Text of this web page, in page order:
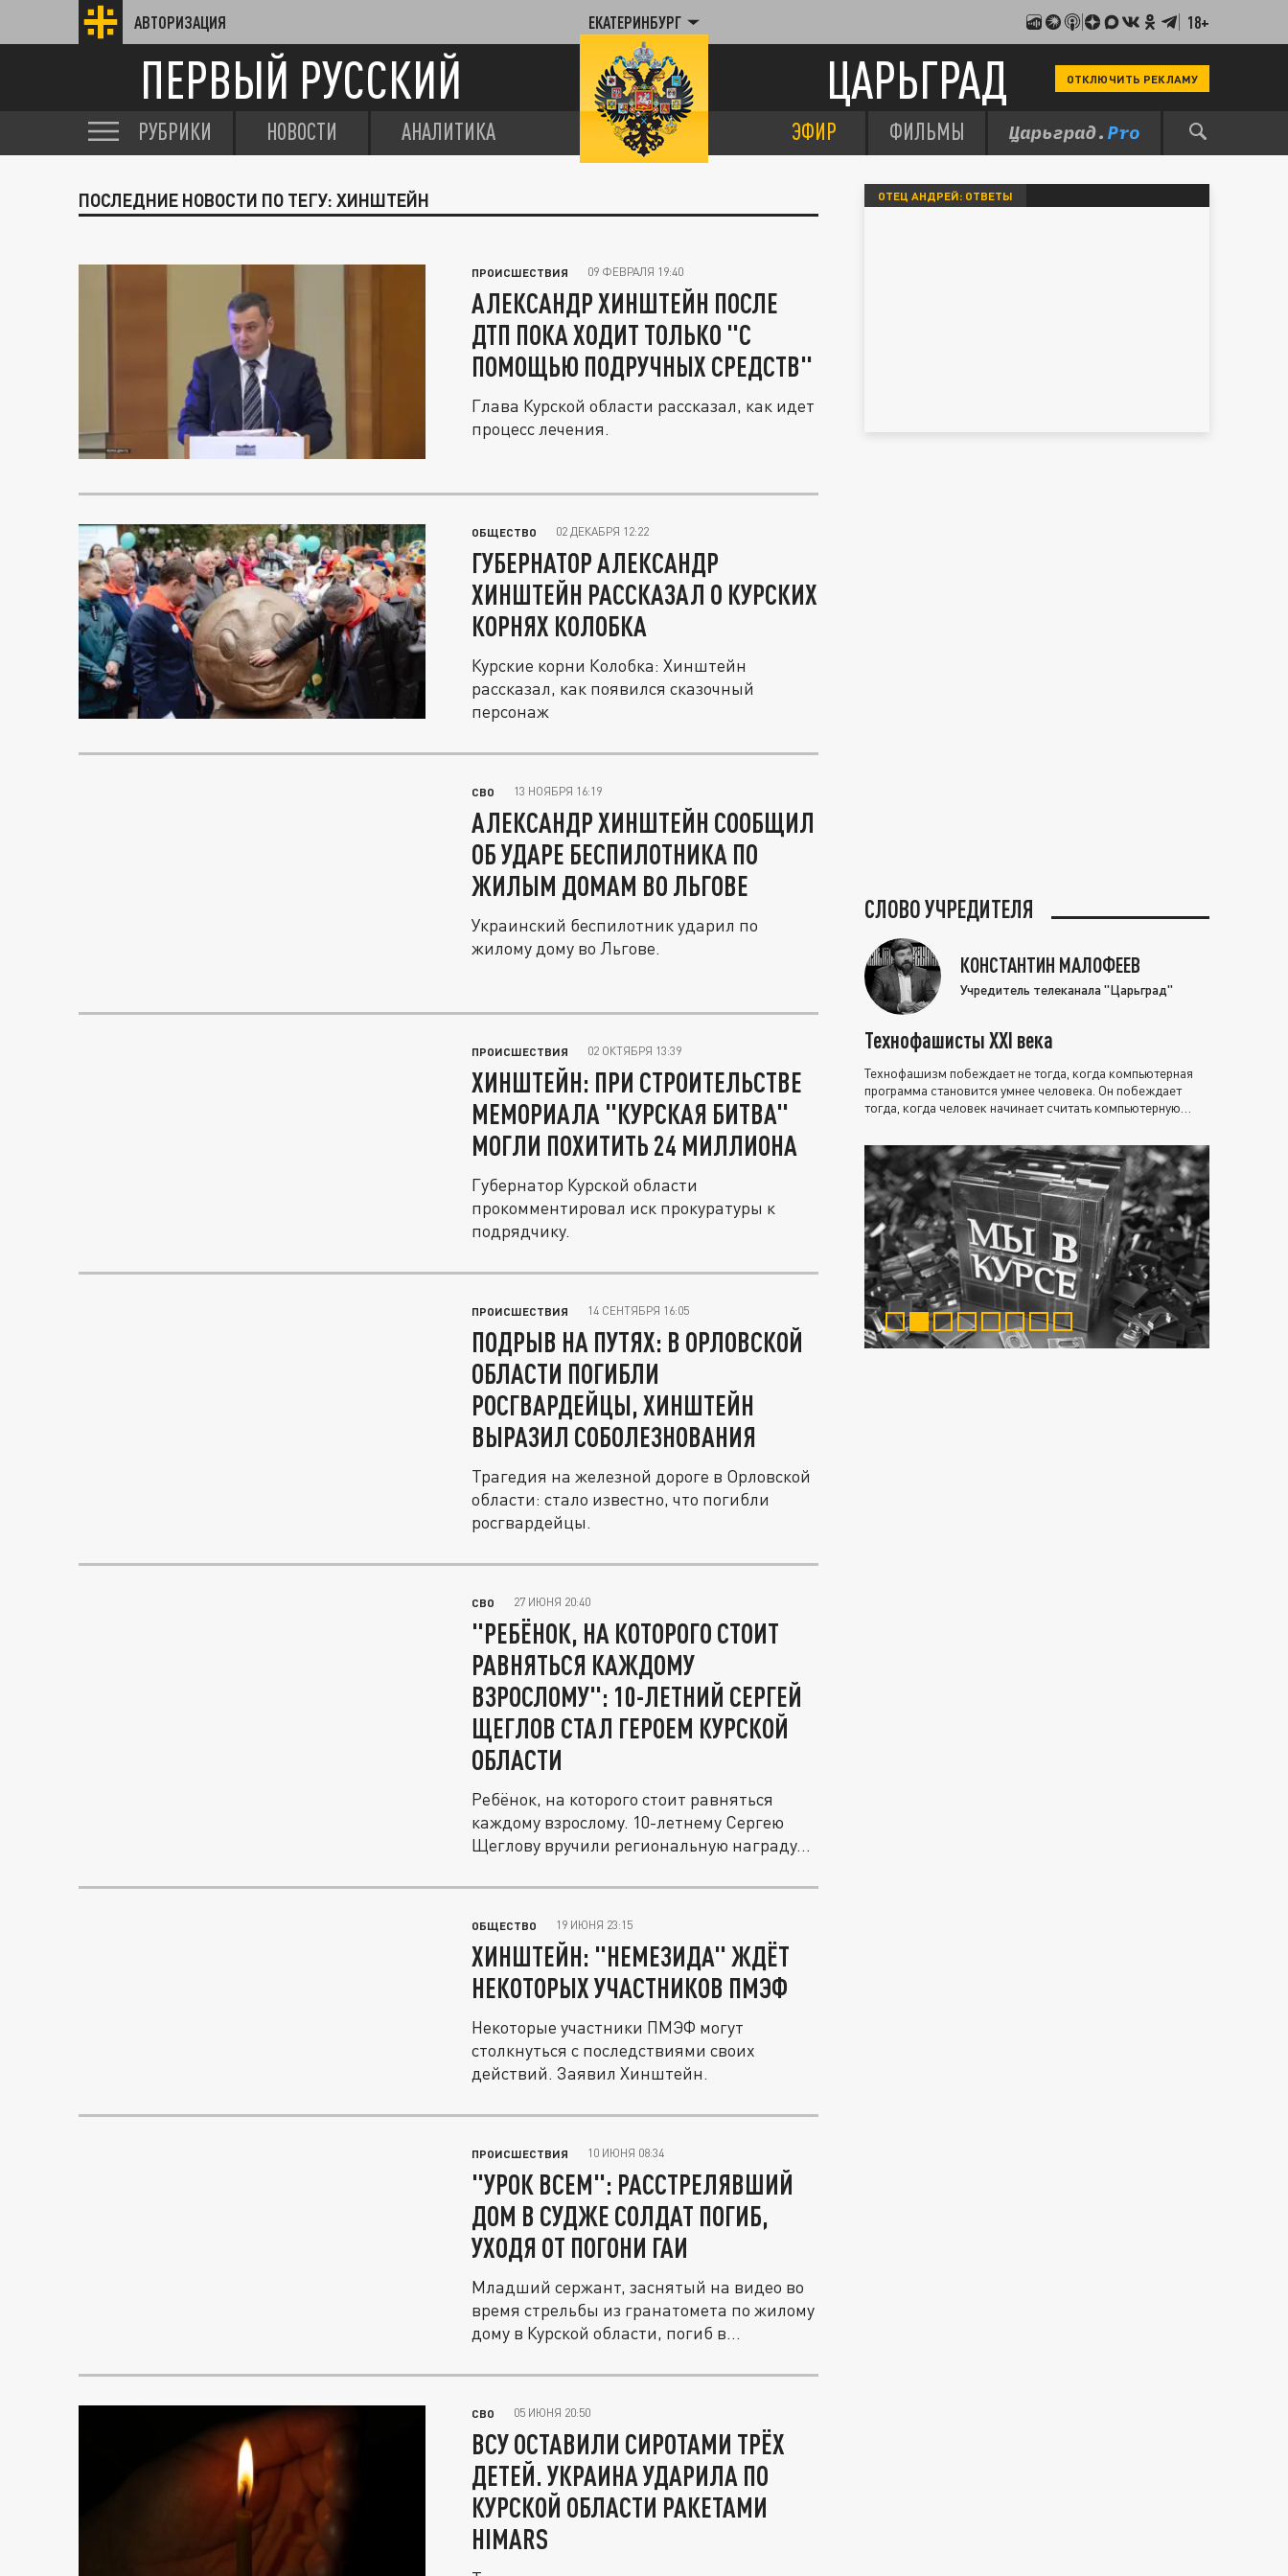
АВТОРИЗАЦИЯ ЕКАТЕРИНБУРГ 18+
ПЕРВЫЙ РУССКИЙ ЦАРЬГРАД ОТКЛЮЧИТЬ РЕКЛАМУ
РУБРИКИ НОВОСТИ АНАЛИТИКА ЭФИР ФИЛЬМЫ
ПОСЛЕДНИЕ НОВОСТИ ПО ТЕГУ: ХИНШТЕЙН
ПРОИСШЕСТВИЯ 09 ФЕВРАЛЯ 19:40
АЛЕКСАНДР ХИНШТЕЙН ПОСЛЕ
ДТП ПОКА ХОДИТ ТОЛЬКО "С
ПОМОЩЬЮ ПОДРУЧНЫХ СРЕДСТВ"
Глава Курской области рассказал, как идет
процесс лечения.
ОБЩЕСТВО 02 ДЕКАБРЯ 12:22
ГУБЕРНАТОР АЛЕКСАНДР
ХИНШТЕЙН РАССКАЗАЛ О КУРСКИХ
КОРНЯХ КОЛОБКА
Курские корни Колобка: Хинштейн
рассказал, как появился сказочный
персонаж
СВО 13 НОЯБРЯ 16:19
АЛЕКСАНДР ХИНШТЕЙН СООБЩИЛ
ОБ УДАРЕ БЕСПИЛОТНИКА ПО
ЖИЛЫМ ДОМАМ ВО ЛЬГОВЕ
Украинский беспилотник ударил по
жилому дому во Льгове.
ПРОИСШЕСТВИЯ 02 ОКТЯБРЯ 13:39
ХИНШТЕЙН: ПРИ СТРОИТЕЛЬСТВЕ
МЕМОРИАЛА "КУРСКАЯ БИТВА"
МОГЛИ ПОХИТИТЬ 24 МИЛЛИОНА
Губернатор Курской области
прокомментировал иск прокуратуры к
подрядчику.
ПРОИСШЕСТВИЯ 14 СЕНТЯБРЯ 16:05
ПОДРЫВ НА ПУТЯХ: В ОРЛОВСКОЙ
ОБЛАСТИ ПОГИБЛИ
РОСГВАРДЕЙЦЫ, ХИНШТЕЙН
ВЫРАЗИЛ СОБОЛЕЗНОВАНИЯ
Трагедия на железной дороге в Орловской
области: стало известно, что погибли
росгвардейцы.
СВО 27 ИЮНЯ 20:40
"РЕБЁНОК, НА КОТОРОГО СТОИТ
РАВНЯТЬСЯ КАЖДОМУ
ВЗРОСЛОМУ": 10-ЛЕТНИЙ СЕРГЕЙ
ЩЕГЛОВ СТАЛ ГЕРОЕМ КУРСКОЙ
ОБЛАСТИ
Ребёнок, на которого стоит равняться
каждому взрослому. 10-летнему Сергею
Щеглову вручили региональную награду...
ОБЩЕСТВО 19 ИЮНЯ 23:15
ХИНШТЕЙН: "НЕМЕЗИДА" ЖДЁТ
НЕКОТОРЫХ УЧАСТНИКОВ ПМЭФ
Некоторые участники ПМЭФ могут
столкнуться с последствиями своих
действий. Заявил Хинштейн.
ПРОИСШЕСТВИЯ 10 ИЮНЯ 08:34
"УРОК ВСЕМ": РАССТРЕЛЯВШИЙ
ДОМ В СУДЖЕ СОЛДАТ ПОГИБ,
УХОДЯ ОТ ПОГОНИ ГАИ
Младший сержант, заснятый на видео во
время стрельбы из гранатомета по жилому
дому в Курской области, погиб в...
СВО 05 ИЮНЯ 20:50
ВСУ ОСТАВИЛИ СИРОТАМИ ТРЁХ
ДЕТЕЙ. УКРАИНА УДАРИЛА ПО
КУРСКОЙ ОБЛАСТИ РАКЕТАМИ
HIMARS
ОТЕЦ АНДРЕЙ: ОТВЕТЫ
СЛОВО УЧРЕДИТЕЛЯ
КОНСТАНТИН МАЛОФЕЕВ
Учредитель телеканала "Царьград"
Технофашисты XXI века
Технофашизм побеждает не тогда, когда компьютерная
программа становится умнее человека. Он побеждает
тогда, когда человек начинает считать компьютерную